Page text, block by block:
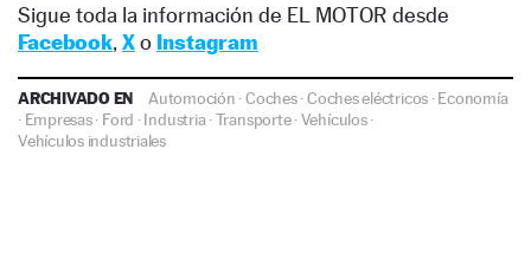
Sigue toda la información de EL MOTOR desde
Facebook, Xo Instagram
ARCHIVADO EN Automoción ·Coches·Coches eléctricos ·Economía
· Empresas· Ford ·Industria·Transporte·Vehículos·
Vehículos industriales